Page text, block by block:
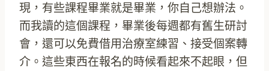
現，有些課程畢業就是畢業，你自己想辦法。
而我讀的這個課程，畢業後每週都有舊生研討
會，還可以免費借用治療室練習、接受個案轉
介。這些東西在報名的時候看起來不起眼，但